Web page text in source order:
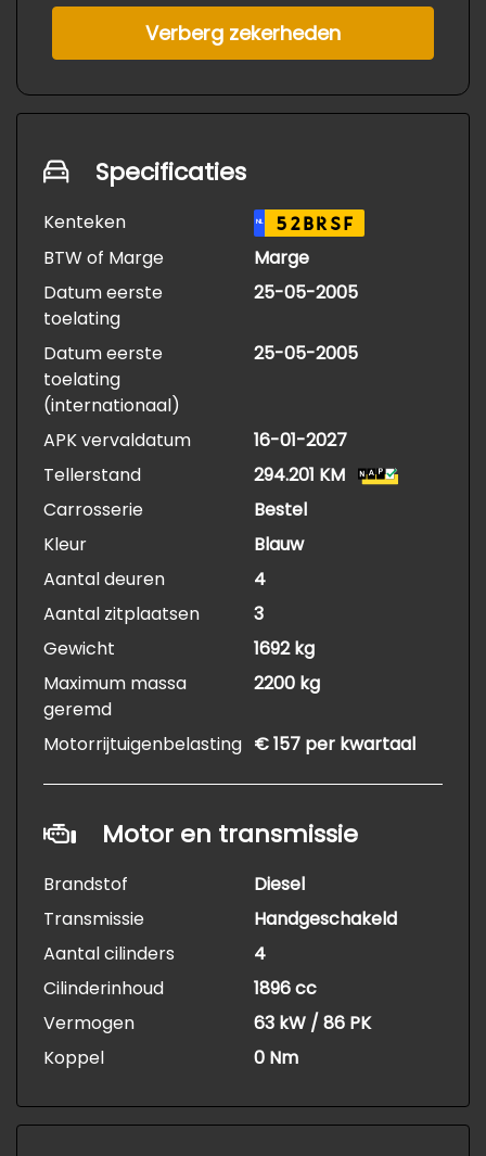
Verberg zekerheden
Specificaties
Kenteken NL 52BRSF
BTW of Marge
Marge
Datum eerste
toelating
25-05-2005
Datum eerste
toelating
(internationaal)
25-05-2005
APK vervaldatum
16-01-2027
Tellerstand
294.201 KM
Carrosserie
Bestel
Kleur
Blauw
Aantal deuren
4
Aantal zitplaatsen
3
Gewicht
1692 kg
Maximum massa
geremd
2200 kg
Motorrijtuigenbelasting € 157 per kwartaal
Motor en transmissie
Brandstof
Diesel
Transmissie
Handgeschakeld
Aantal cilinders
4
Cilinderinhoud
1896 cc
Vermogen
63 kW / 86 PK
Koppel
0 Nm